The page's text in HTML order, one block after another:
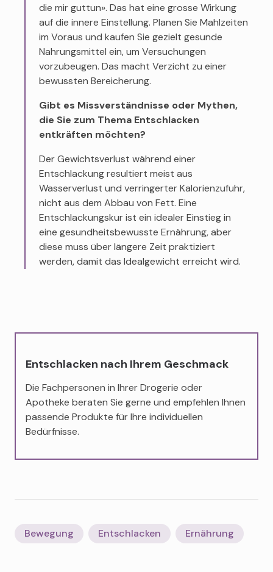
die mir guttun». Das hat eine grosse Wirkung
auf die innere Einstellung. Planen Sie Mahlzeiten
im Voraus und kaufen Sie gezielt gesunde
Nahrungsmittel ein, um Versuchungen
vorzubeugen. Das macht Verzicht zu einer
bewussten Bereicherung.
Gibt es Missverständnisse oder Mythen,
die Sie zum Thema Entschlacken
entkräften möchten?
Der Gewichtsverlust während einer
Entschlackung resultiert meist aus
Wasserverlust und verringerter Kalorienzufuhr,
nicht aus dem Abbau von Fett. Eine
Entschlackungskur ist ein idealer Einstieg in
eine gesundheitsbewusste Ernährung, aber
diese muss über längere Zeit praktiziert
werden, damit das Idealgewicht erreicht wird.
Entschlacken nach Ihrem Geschmack
Die Fachpersonen in Ihrer Drogerie oder
Apotheke beraten Sie gerne und empfehlen Ihnen
passende Produkte für Ihre individuellen
Bedürfnisse.
Bewegung Entschlacken Ernährung